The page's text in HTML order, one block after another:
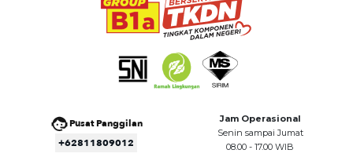
Pusat Panggilan
+62811809012
Jam Operasional
Senin sampai Jumat
08.00 - 17.00 WIB